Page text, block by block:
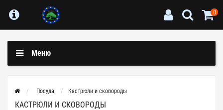
0
Меню
Посуда Кастрюли и сковороды
КАСТРЮЛИ И СКОВОРОДЫ